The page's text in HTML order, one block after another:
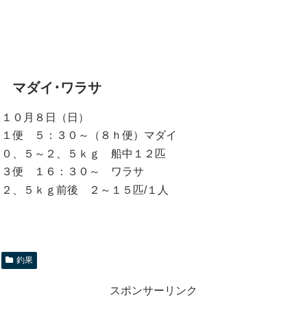
マダイ･ワラサ
１０月８日（日）
１便 ５：３０～（８ｈ便）マダイ
０、５～２、５ｋｇ 船中１２匹
３便 １６：３０～ ワラサ
２、５ｋｇ前後 ２～１５匹/１人
釣果
スポンサーリンク